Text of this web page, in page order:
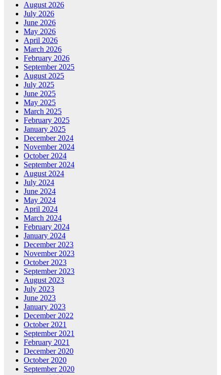
August 2026
July 2026
June 2026
May 2026
April 2026
March 2026
February 2026
September 2025
August 2025
July 2025
June 2025
May 2025
March 2025
February 2025
January 2025
December 2024
November 2024
October 2024
September 2024
August 2024
July 2024
June 2024
May 2024
April 2024
March 2024
February 2024
January 2024
December 2023
November 2023
October 2023
September 2023
August 2023
July 2023
June 2023
January 2023
December 2022
October 2021
September 2021
February 2021
December 2020
October 2020
September 2020